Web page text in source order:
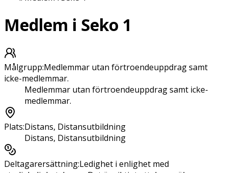
Medlem i Seko 1
Målgrupp:Medlemmar utan förtroendeuppdrag samt
icke-medlemmar.
Medlemmar utan förtroendeuppdrag samt icke-
medlemmar.
Plats:Distans, Distansutbildning
Distans, Distansutbildning
Deltagarersättning:Ledighet i enlighet med